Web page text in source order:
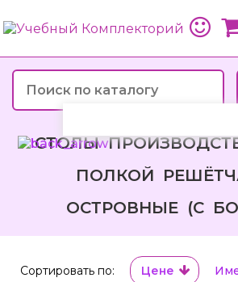
СТОЛЫ
ПОЛКОЙ
ОСТРОВНЫЕ (С
Сортировать по: Цене